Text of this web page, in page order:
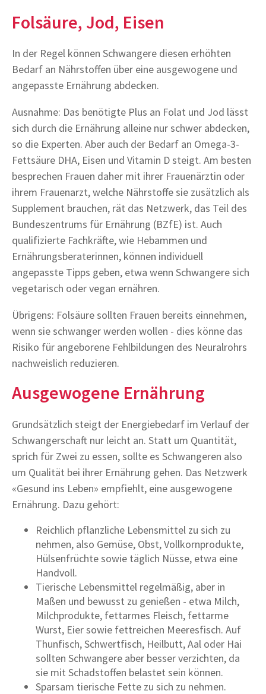
Folsäure, Jod, Eisen
In der Regel können Schwangere diesen erhöhten
Bedarf an Nährstoffen über eine ausgewogene und
angepasste Ernährung abdecken.
Ausnahme: Das benötigte Plus an Folat und Jod lässt
sich durch die Ernährung alleine nur schwer abdecken,
so die Experten. Aber auch der Bedarf an Omega-3-
Fettsäure DHA, Eisen und Vitamin D steigt. Am besten
besprechen Frauen daher mit ihrer Frauenärztin oder
ihrem Frauenarzt, welche Nährstoffe sie zusätzlich als
Supplement brauchen, rät das Netzwerk, das Teil des
Bundeszentrums für Ernährung (BZfE) ist. Auch
qualifizierte Fachkräfte, wie Hebammen und
Ernährungsberaterinnen, können individuell
angepasste Tipps geben, etwa wenn Schwangere sich
vegetarisch oder vegan ernähren.
Übrigens: Folsäure sollten Frauen bereits einnehmen,
wenn sie schwanger werden wollen - dies könne das
Risiko für angeborene Fehlbildungen des Neuralrohrs
nachweislich reduzieren.
Ausgewogene Ernährung
Grundsätzlich steigt der Energiebedarf im Verlauf der
Schwangerschaft nur leicht an. Statt um Quantität,
sprich für Zwei zu essen, sollte es Schwangeren also
um Qualität bei ihrer Ernährung gehen. Das Netzwerk
«Gesund ins Leben» empfiehlt, eine ausgewogene
Ernährung. Dazu gehört:
Reichlich pflanzliche Lebensmittel zu sich zu
nehmen, also Gemüse, Obst, Vollkornprodukte,
Hülsenfrüchte sowie täglich Nüsse, etwa eine
Handvoll.
Tierische Lebensmittel regelmäßig, aber in
Maßen und bewusst zu genießen - etwa Milch,
Milchprodukte, fettarmes Fleisch, fettarme
Wurst, Eier sowie fettreichen Meeresfisch. Auf
Thunfisch, Schwertfisch, Heilbutt, Aal oder Hai
sollten Schwangere aber besser verzichten, da
sie mit Schadstoffen belastet sein können.
Sparsam tierische Fette zu sich zu nehmen.